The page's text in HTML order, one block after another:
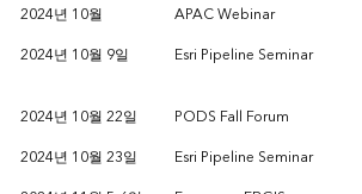
2024년 10월
APAC Webinar
2024년 10월 9일
Esri Pipeline Seminar
2024년 10월 22일
PODS Fall Forum
2024년 10월 23일
Esri Pipeline Seminar